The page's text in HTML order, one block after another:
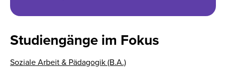
Studiengänge im Fokus
Soziale Arbeit & Pädagogik (B.A.)